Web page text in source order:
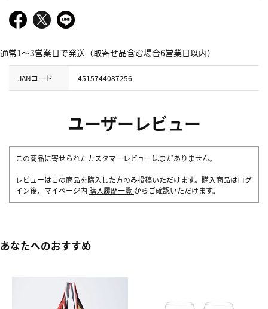
通常1～3営業日で発送（取寄せ品含む場合6営業日以内）
JANコード 4515744087256
ユーザーレビュー
この商品に寄せられたカスタマーレビューはまだありません。
レビューはこの商品を購入した方のみ投稿いただけます。購入商品はログ
イン後、マイページ内 購入履歴一覧 からご確認いただけます。
あなたへのおすすめ